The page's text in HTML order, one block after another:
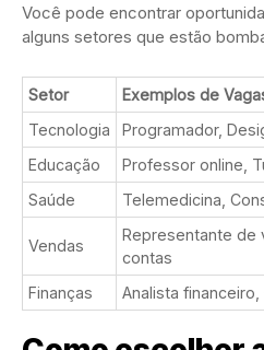
Você pode encontrar
alguns setores que estão
Setor
Exemplos de
Tecnologia
Programador,
Educação
Professor online,
Saúde
Telemedicina,
Vendas
Representante de
contas
Finanças
Analista